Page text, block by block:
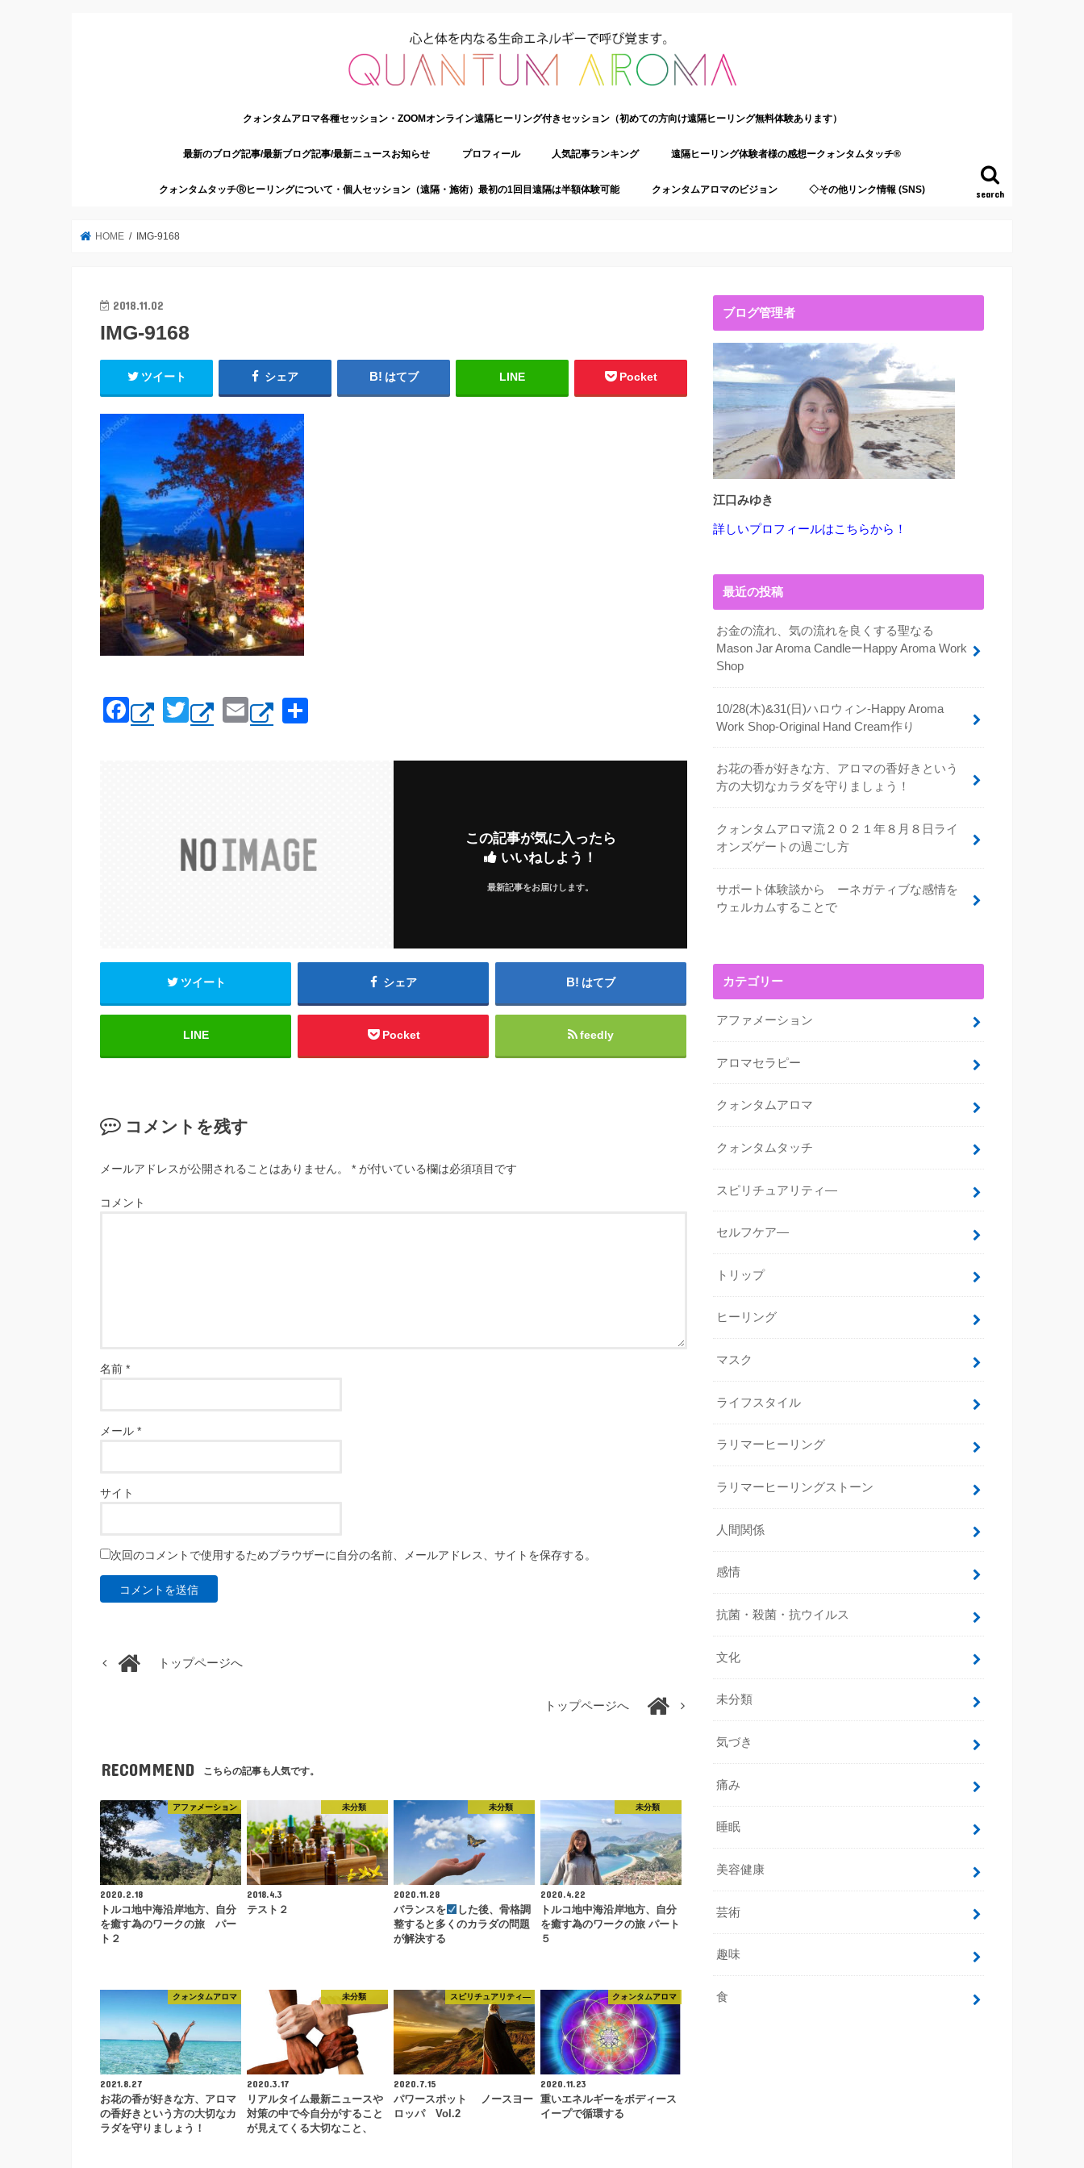
search
クォンタムアロマ各種セッション・ZOOMオンライン遠隔ヒーリング付きセッション（初めての方向け遠隔ヒーリング無料体験あります）
最新のブログ記事/最新ブログ記事/最新ニュースお知らせ プロフィール 人気記事ランキング 遠隔ヒーリング体験者様の感想ークォンタムタッチ®
クォンタムタッチⓇヒーリングについて・個人セッション（遠隔・施術）最初の1回目遠隔は半額体験可能 クォンタムアロマのビジョン ◇その他リンク情報 (SNS)
HOME IMG-9168
2018.11.02
IMG-9168
ツイート シェア はてブ LINE Pocket
F
a
T
wi
E
m
この記事が気に入ったら
いいねしよう！
最新記事をお届けします。
ツイート シェア はてブ
LINE Pocket feedly
コメントを残す
メールアドレスが公開されることはありません。 * が付いている欄は必須項目です
コメント
名前 *
メール *
サイト
次回のコメントで使用するためブラウザーに自分の名前、メールアドレス、サイトを保存する。
トップページへ
トップページへ
RECOMMEND こちらの記事も人気です。
アファメーション
2020.2.18
トルコ地中海沿岸地方、自分
を癒す為のワークの旅 パー
ト２
未分類
2018.4.3
テスト２
未分類
2020.11.28
バランスを
した後、骨格調
整すると多くのカラダの問題
が解決する
未分類
2020.4.22
トルコ地中海沿岸地方、自分
を癒す為のワークの旅 パート
５
クォンタムアロマ
2021.8.27
お花の香が好きな方、アロマ
の香好きという方の大切なカ
ラダを守りましょう！
未分類
2020.3.17
リアルタイム最新ニュースや
対策の中で今自分がすること
が見えてくる大切なこと、
スピリチュアリティ―
2020.7.15
パワースポット ノースヨー
ロッパ Vol.2
クォンタムアロマ
2020.11.23
重いエネルギーをボディース
イープで循環する
ブログ管理者
江口みゆき
詳しいプロフィールはこちらから！
最近の投稿
お金の流れ、気の流れを良くする聖なる
Mason Jar Aroma CandleーHappy Aroma Work
Shop
10/28(木)&31(日)ハロウィン-Happy Aroma
Work Shop-Original Hand Cream作り
お花の香が好きな方、アロマの香好きという
方の大切なカラダを守りましょう！
クォンタムアロマ流２０２１年８月８日ライ
オンズゲートの過ごし方
サポート体験談から ーネガティブな感情を
ウェルカムすることで
カテゴリー
アファメーション
アロマセラピー
クォンタムアロマ
クォンタムタッチ
スピリチュアリティ―
セルフケア―
トリップ
ヒーリング
マスク
ライフスタイル
ラリマーヒーリング
ラリマーヒーリングストーン
人間関係
感情
抗菌・殺菌・抗ウイルス
文化
未分類
気づき
痛み
睡眠
美容健康
芸術
趣味
食